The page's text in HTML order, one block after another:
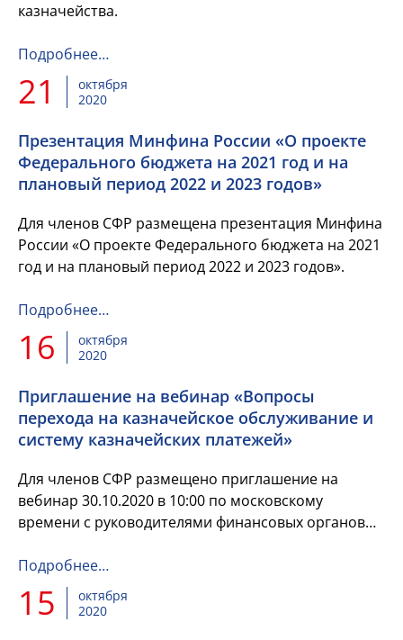
казначейства.
Подробнее…
21
октября
2020
Презентация Минфина России «О проекте
Федерального бюджета на 2021 год и на
плановый период 2022 и 2023 годов»
Для членов СФР размещена презентация Минфина
России «О проекте Федерального бюджета на 2021
год и на плановый период 2022 и 2023 годов».
Подробнее…
16
октября
2020
Приглашение на вебинар «Вопросы
перехода на казначейское обслуживание и
систему казначейских платежей»
Для членов СФР размещено приглашение на
вебинар 30.10.2020 в 10:00 по московскому
времени с руководителями финансовых органов
«Вопросы перехода на казначейское ...
Подробнее…
15
октября
2020